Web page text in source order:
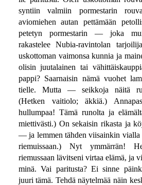
syntiin valmiin pormestarin
aviomiehen autan pettämään
petetyn pormestarin — joka
rakastelee Nubia-ravintolan
uskottoman vaimonsa kunnia ja
olisin juutalainen tai
pappi? Saarnaisin nämä vuohet
tielle. Mutta — seikkoja näitä
(Hetken vaitiolo; äkkiä.)
hullumpaa! Tämä runolta ja
miettivästi.) On sekaisin rikasta ja
— ja lemmen tähden viisainkin vialla
riemuissaan.) Nyt ymmärrän!
riemussaan lävitseni virtaa elämä, ja
minä. Vai paritusta? Ei sinne
juuri tämä. Tehdä näytelmää näin